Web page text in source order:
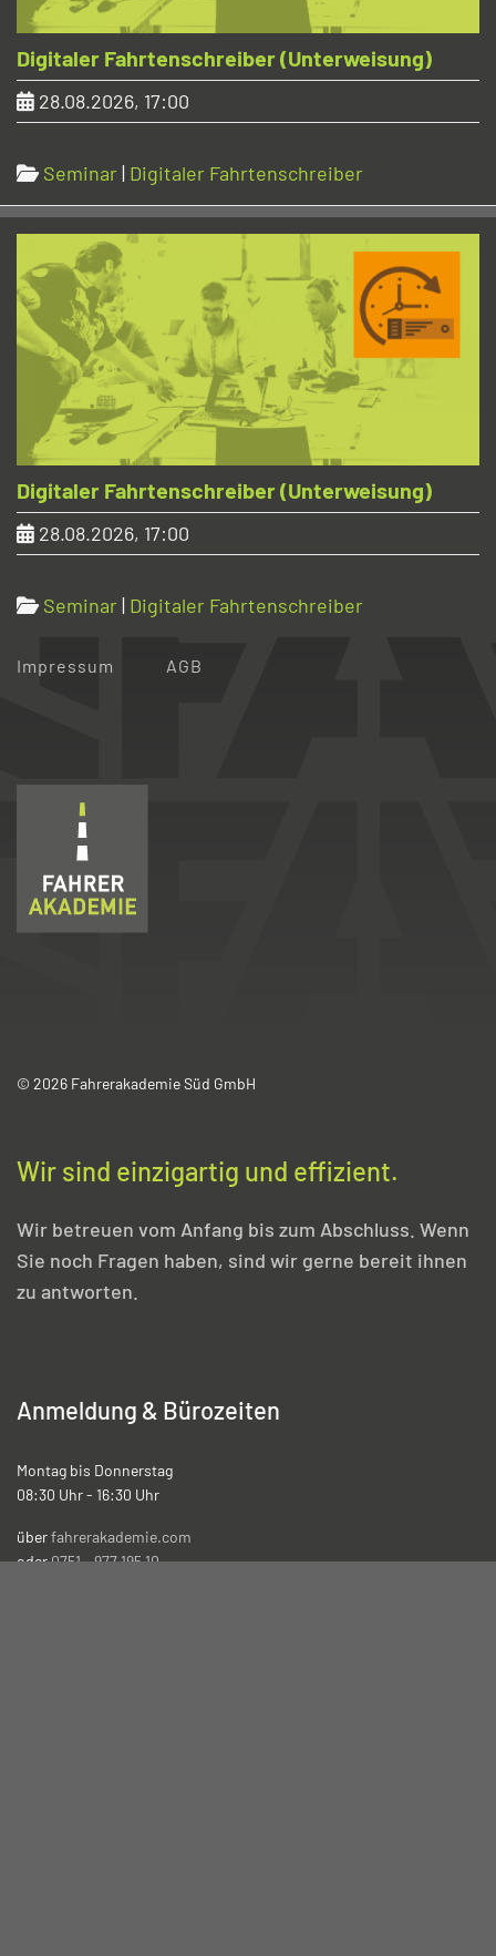
Digitaler Fahrtenschreiber (Unterweisung)
28.08.2026, 17:00
Seminar | Digitaler Fahrtenschreiber
Digitaler Fahrtenschreiber (Unterweisung)
28.08.2026, 17:00
Seminar | Digitaler Fahrtenschreiber
Impressum AGB
© 2026 Fahrerakademie Süd GmbH
Wir sind einzigartig und effizient.
Wir betreuen vom Anfang bis zum Abschluss. Wenn
Sie noch Fragen haben, sind wir gerne bereit ihnen
zu antworten.
Anmeldung & Bürozeiten
Montag bis Donnerstag
08:30 Uhr - 16:30 Uhr
überfahrerakademie.com
oder0751 - 977 195 10